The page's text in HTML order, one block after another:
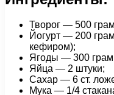
Творог — 500
Йогурт — 200
кефиром);
Ягоды — 300
Яйца — 2 штуки;
Сахар — 6 ст.
Мука — 1/4